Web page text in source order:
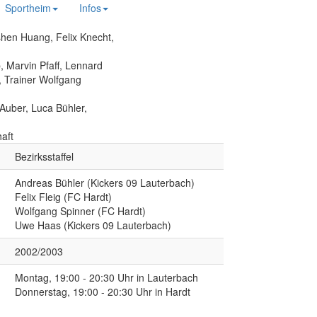
Sportheim Infos
Huang, Felix Knecht,
Marvin Pfaff, Lennard
Wolfgang
Luca Bühler,
Bezirksstaffel
Andreas Bühler (Kickers 09 Lauterbach)
Felix Fleig (FC Hardt)
Wolfgang Spinner (FC Hardt)
Uwe Haas (Kickers 09 Lauterbach)
2002/2003
Montag, 19:00 - 20:30 Uhr in Lauterbach
Donnerstag, 19:00 - 20:30 Uhr in Hardt